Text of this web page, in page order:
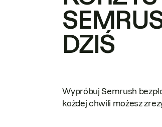
DZIŚ
Wypróbuj Semrush
każdej chwili możesz